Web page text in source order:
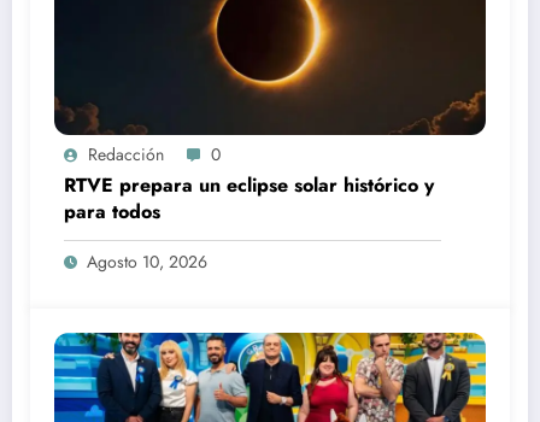
Redacción 0
RTVE prepara un eclipse solar histórico y
para todos
Agosto 10, 2026